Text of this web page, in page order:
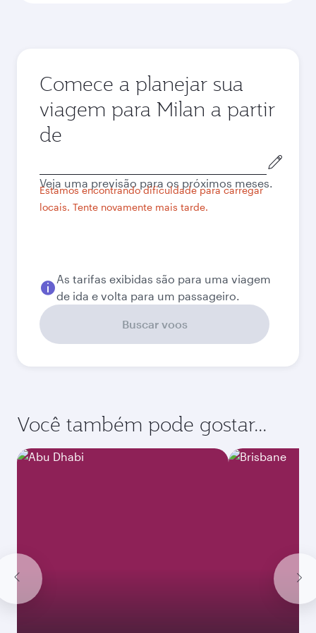
Comece a planejar sua
viagem para Milan a partir
de
de
origem
Estamos encontrando dificuldade para carregar
locais. Tente novamente mais tarde.
Veja uma previsão para os próximos meses.
As tarifas exibidas são para uma viagem
de ida e volta para um passageiro.
Buscar voos
Você também pode gostar...